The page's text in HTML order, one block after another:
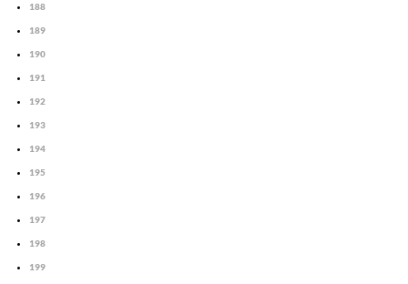
188
189
190
191
192
193
194
195
196
197
198
199